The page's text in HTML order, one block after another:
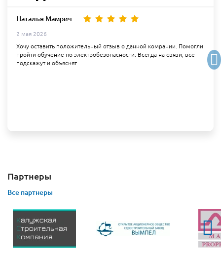
Наталья Мамрич
2 мая 2026
Хочу оставить положительный отзыв о данной комрании. Помогли
пройти обучение по электробезопасности. Всегда на связи, все
подскажут и объяснят
Партнеры
Все партнеры